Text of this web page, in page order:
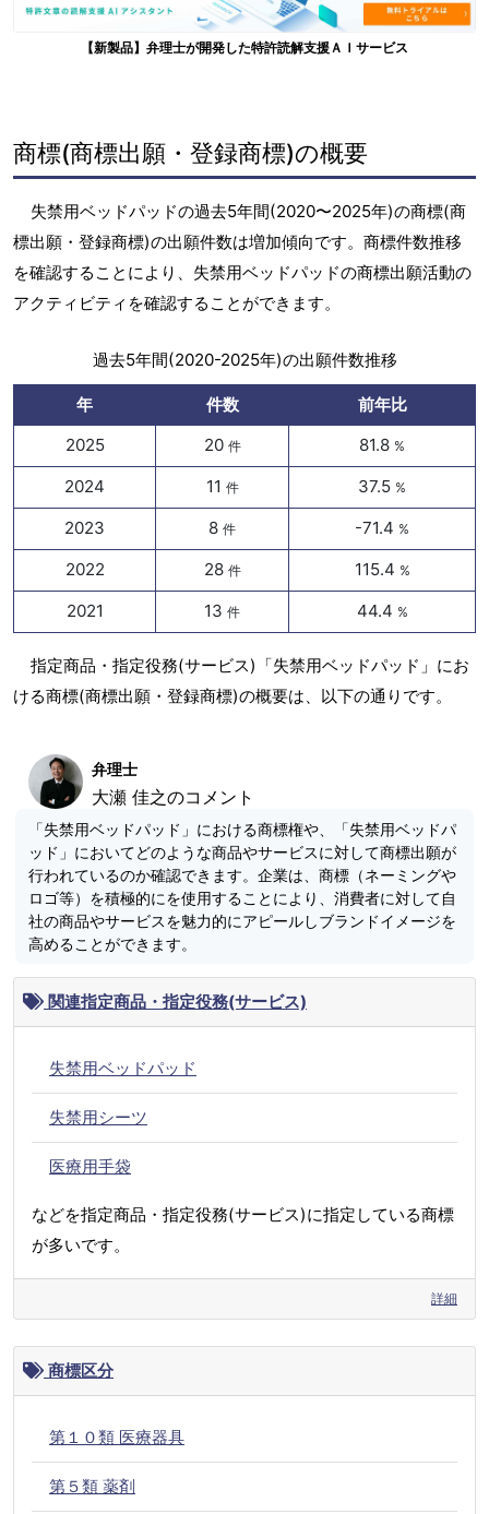
【新製品】弁理士が開発した特許読解支援ＡＩサービス
商標(商標出願・登録商標)の概要
失禁用ベッドパッドの過去5年間(2020〜2025年)の商標(商
標出願・登録商標)の出願件数は増加傾向です。商標件数推移
を確認することにより、失禁用ベッドパッドの商標出願活動の
アクティビティを確認することができます。
過去5年間(2020-2025年)の出願件数推移
年 件数
前年比
2025
20 件 81.8 %
2024 11 件 37.5 %
2023 8 件 -71.4 %
2022 28 件 115.4 %
2021 13 件 44.4 %
指定商品・指定役務(サービス)「失禁用ベッドパッド」にお
ける商標(商標出願・登録商標)の概要は、以下の通りです。
弁理士
大瀬 佳之のコメント
「失禁用ベッドパッド」における商標権や、「失禁用ベッドパ
ッド」においてどのような商品やサービスに対して商標出願が
行われているのか確認できます。企業は、商標（ネーミングや
ロゴ等）を積極的にを使用することにより、消費者に対して自
社の商品やサービスを魅力的にアピールしブランドイメージを
高めることができます。
関連指定商品・指定役務(サービス)
失禁用ベッドパッド
失禁用シーツ
医療用手袋
などを指定商品・指定役務(サービス)に指定している商標
が多いです。
詳細
商標区分
第１０類 医療器具
第５類 薬剤